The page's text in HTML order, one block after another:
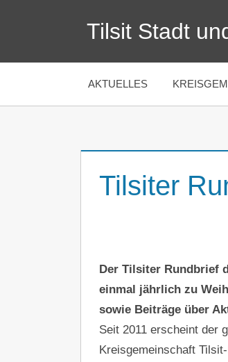
Tilsit Stadt
AKTUELLES
Tilsiter
Der Tilsiter Rundbrief
einmal jährlich zu
sowie Beiträge über
Seit 2011 erscheint der
Kreisgemeinschaft